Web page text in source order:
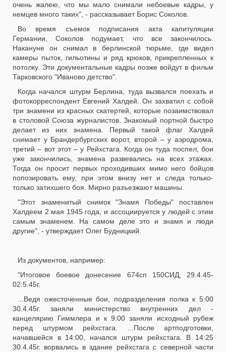
очень жалею, что мы мало снимали небоевые кадры, у
немцев много таких", - рассказывает Борис Соколов.
Во время съемок подписания акта капитуляции
Германии, Соколов подумает, что все закончилось.
Накануне он снимал в берлинской тюрьме, где видел
камеры пыток, гильотины и ряд крюков, прикрепленных к
потолку. Эти документальные кадры позже войдут в фильм
Тарковского "Иваново детство".
Когда начался штурм Берлина, туда вызвался поехать и
фотокорреспондент Евгений Халдей. Он захватил с собой
три знамени из красных скатертей, которые позаимствовал
в столовой Союза журналистов. Знакомый портной быстро
делает из них знамена. Первый такой флаг Халдей
снимает у Брандербургских ворот, второй – у аэродрома,
третий – вот этот – у Рейхстага. Когда он туда поспел, бои
уже закончились, знамена развевались на всех этажах.
Тогда он просит первых проходивших мимо него бойцов
попозировать ему, при этом внизу нет и следа только-
только затихшего боя. Мирно разъезжают машины.
"Этот знаменитый снимок "Знамя Победы" поставлен
Халдеем 2 мая 1945 года, и ассоциируется у людей с этим
самым знаменем. На самом деле это и знамя и люди
другие", - утверждает Олег Будницкий.
Из документов, например:
"Итоговое боевое донесение 674сп 150СИД, 29.4.45-
02.5.45г.
...Ведя ожесточенные бои, подразделения полка к 5:00
30.4.45г. заняли министерство внутренних дел -
канцелярию Гиммлера и к 9:00 заняли исходный рубеж
перед штурмом рейхстага. ...После артподготовки,
начавшейся в 14:00, начался штурм рейхстага. В 14:25
30.4.45г. ворвались в здание рейхстага с северной части